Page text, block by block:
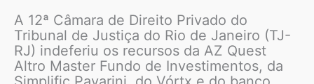
A 12ª Câmara de Direito Privado do
Tribunal de Justiça do Rio de Janeiro (TJ-
RJ) indeferiu os recursos da AZ Quest
Altro Master Fundo de Investimentos, da